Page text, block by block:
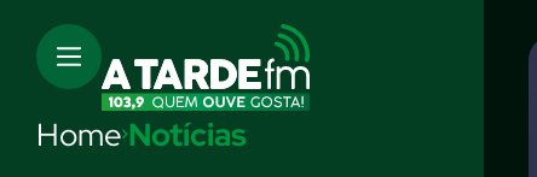
Home Notícias